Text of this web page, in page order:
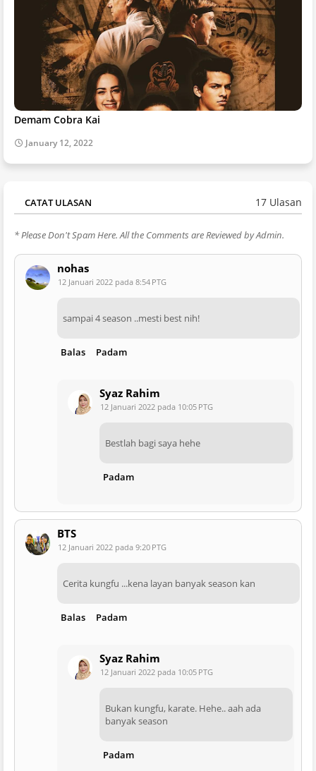
Demam Cobra Kai
January 12, 2022
CATAT ULASAN 17 Ulasan
* Please Don't Spam Here. All the Comments are Reviewed by Admin.
nohas
12 Januari 2022 pada 8:54 PTG
sampai 4 season ..mesti best nih!
Balas Padam
Syaz Rahim
12 Januari 2022 pada 10:05 PTG
Bestlah bagi saya hehe
Padam
BTS
12 Januari 2022 pada 9:20 PTG
Cerita kungfu ...kena layan banyak season kan
Balas Padam
Syaz Rahim
12 Januari 2022 pada 10:05 PTG
Bukan kungfu, karate. Hehe.. aah ada
banyak season
Padam